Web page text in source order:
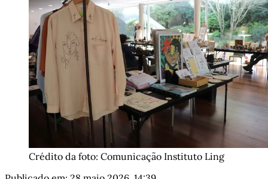
Crédito da foto: Comunicação Instituto Ling